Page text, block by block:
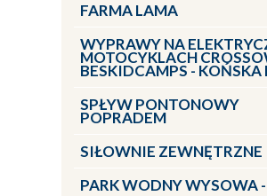
FARMA LAMA
WYPRAWY NA
MOTOCYKLACH
BESKIDCAMPS -
SPŁYW PONTONOWY
POPRADEM
SIŁOWNIE ZEWNĘTRZNE
PARK WODNY WYSOWA